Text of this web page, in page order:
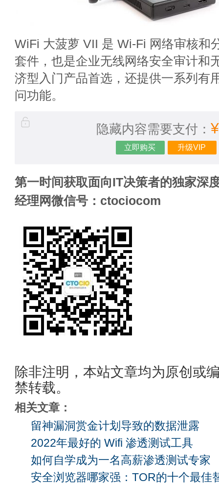
WiFi 大菠萝 VII 是 Wi-Fi 网络审核和
套件，也是企业无线网络安全审计和
济型入门产品首选，还提供一系列有
问功能。
隐藏内容需要支付：
立即购买 升级VIP
第一时间获取面向IT决策者的独家深
经理网微信号：ctociocom
除非注明，本站文章均为原创或
禁转载。
相关文章：
留神漏洞赏金计划导致的数据泄露
2022年最好的 Wifi 渗透测试工具
如何自学成为一名高薪渗透测试专家
安全浏览器哪家强：TOR的十个最佳